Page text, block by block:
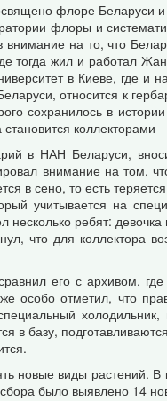
флоре Беларуси
флоры и
внимание на то, что
тогда жил и работал
в Киеве, где и
относится к
сохранилось в
коллекторами
в НАН Беларуси,
внимание на том,
в сено, то есть
учитывается на
несколько ребят:
что для коллектора
его с архивом,
особо отметил, что
в базу,
новые виды растений.
было выявлено 14